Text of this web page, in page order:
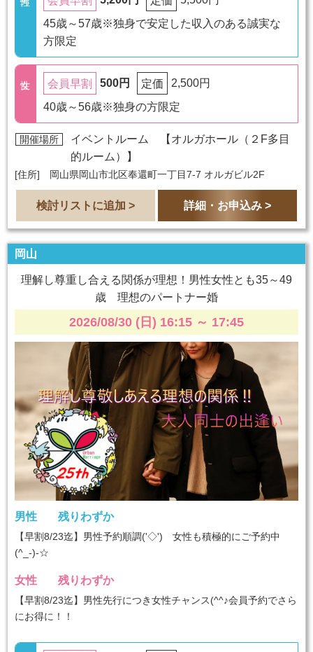
45歳～57歳※独身で安定した収入のある誠実な
方限定
会員早割 500円 定価
2,500円
40歳～56歳※独身の方限定
開催場所 イベントルーム 【 オルガホール（２F多目
的ルーム）
】
[住所] 岡山県岡山市北区奉還町一丁目7-7 オルガビル2F
検討リストに追加 > 詳細・お申込み >
岡山
理解し尊重し合える関係が理想！男性女性とも35～49
歳 理想のパートナー婚
2026/08/30 (日) 16:15 ～ 17:45
男性 残りわずか
【早割8/23迄】男性予約順調('◇')ゞ女性も積極的にご予約中
(^_-)-☆
女性 残りわずか
【早割8/23迄】男性先行につき女性チャンス(^^♪会員予約でさら
にお得に！！